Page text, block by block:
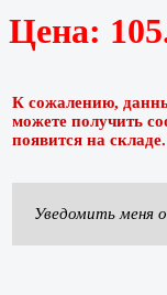
Цена:
К сожалению,
можете получить
появится на складе.
Уведомить меня